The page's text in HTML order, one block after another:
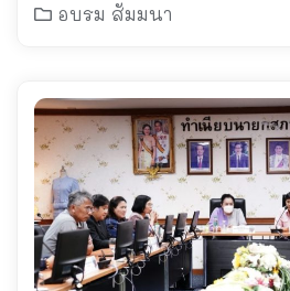
อบรม สัมมนา